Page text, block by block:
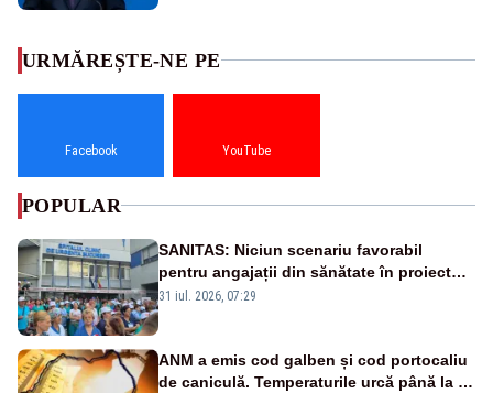
URMĂREȘTE-NE PE
Facebook YouTube
POPULAR
SANITAS: Niciun scenariu favorabil
pentru angajații din sănătate în proiectul
Legii salarizării
31 iul. 2026, 07:29
ANM a emis cod galben și cod portocaliu
de caniculă. Temperaturile urcă până la 38